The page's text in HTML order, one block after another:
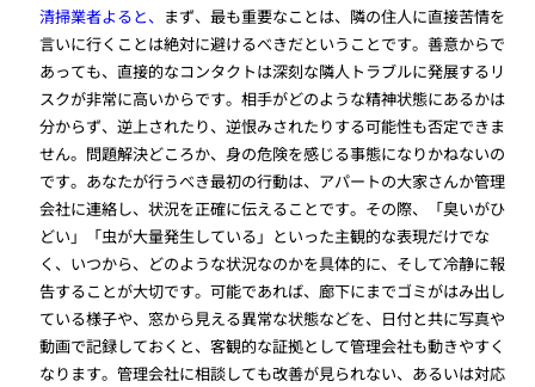
清掃業者よると、 まず、最も重要なことは、隣の住人に直接苦情を
言いに行くことは絶対に避けるべきだということです。善意からで
あっても、直接的なコンタクトは深刻な隣人トラブルに発展するリ
スクが非常に高いからです。相手がどのような精神状態にあるかは
分からず、逆上されたり、逆恨みされたりする可能性も否定できま
せん。問題解決どころか、身の危険を感じる事態になりかねないの
です。あなたが行うべき最初の行動は、アパートの大家さんか管理
会社に連絡し、状況を正確に伝えることです。その際、「臭いがひ
どい」「虫が大量発生している」といった主観的な表現だけでな
く、いつから、どのような状況なのかを具体的に、そして冷静に報
告することが大切です。可能であれば、廊下にまでゴミがはみ出し
ている様子や、窓から見える異常な状態などを、日付と共に写真や
動画で記録しておくと、客観的な証拠として管理会社も動きやすく
なります。管理会社に相談しても改善が見られない、あるいは対応